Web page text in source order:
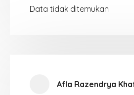
Data tidak ditemukan
Afla Razendrya